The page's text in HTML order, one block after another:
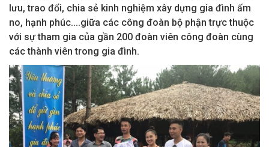
lưu, trao đổi, chia sẻ kinh nghiệm xây dựng gia đình ấm
no, hạnh phúc....giữa các công đoàn bộ phận trực thuộc
với sự tham gia của gần 200 đoàn viên công đoàn cùng
các thành viên trong gia đình.